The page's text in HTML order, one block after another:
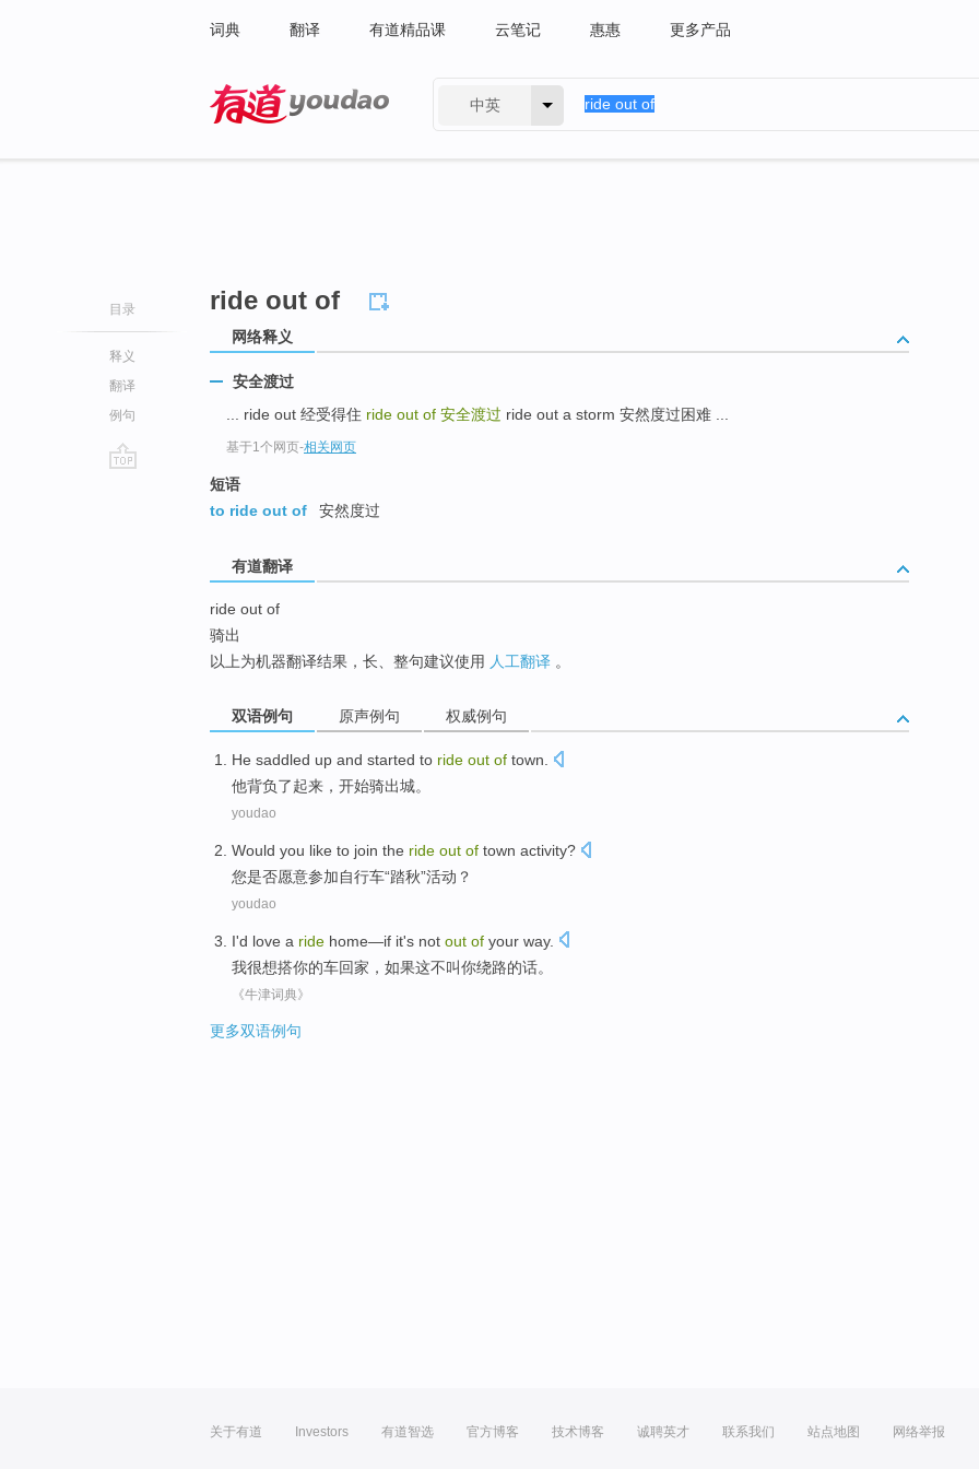
词典 翻译 有道精品课 云笔记 惠惠 更多产品
中英
目录
释义
翻译
例句
ride out of
网络释义
安全渡过
... ride out 经受得住 ride out of 安全渡过 ride out a storm 安然度过困难 ...
基于1个网页-相关网页
短语
to ride out of
安然度过
有道翻译
ride out of
骑出
以上为机器翻译结果，长、整句建议使用 人工翻译 。
双语例句 原声例句 权威例句
He saddled up and started to ride out of town
他背负了起来 ， 开始骑出城。
youdao
Would you like to join the ride out of town activity?
您是否愿意参加自行车“踏秋”活动 ？
youdao
I'd love a ride home—if it's not out of your way.
我很想搭你的车回家 ， 如果这不叫你绕路的话。
《牛津词典》
更多双语例句
关于有道 Investors 有道智选 官方博客 技术博客 诚聘英才 联系我们 站点地图 网络举报